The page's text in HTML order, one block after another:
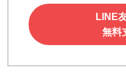
LINE
無料